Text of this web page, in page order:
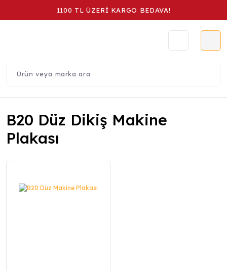
1100 TL ÜZERİ KARGO BEDAVA!
B20 Düz Dikiş Makine
Plakası